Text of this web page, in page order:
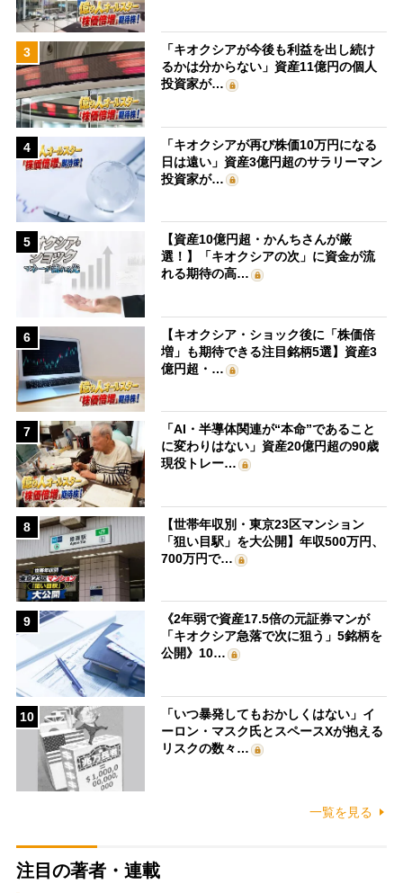
3
「キオクシアが今後も利益を出し続け
るかは分からない」資産11億円の個人
投資家が…
4
「キオクシアが再び株価10万円になる
日は遠い」資産3億円超のサラリーマン
投資家が…
5
【資産10億円超・かんちさんが厳
選！】「キオクシアの次」に資金が流
れる期待の高…
6
【キオクシア・ショック後に「株価倍
増」も期待できる注目銘柄5選】資産3
億円超・…
7
「AI・半導体関連が“本命”であること
に変わりはない」資産20億円超の90歳
現役トレー…
8
【世帯年収別・東京23区マンション
「狙い目駅」を大公開】年収500万円、
700万円で…
9
《2年弱で資産17.5倍の元証券マンが
「キオクシア急落で次に狙う」5銘柄を
公開》10…
10
「いつ暴発してもおかしくはない」イ
ーロン・マスク氏とスペースXが抱える
リスクの数々…
一覧を見る
注目の著者・連載